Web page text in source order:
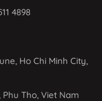
4898
Ho Chi Minh City,
Tho, Viet Nam